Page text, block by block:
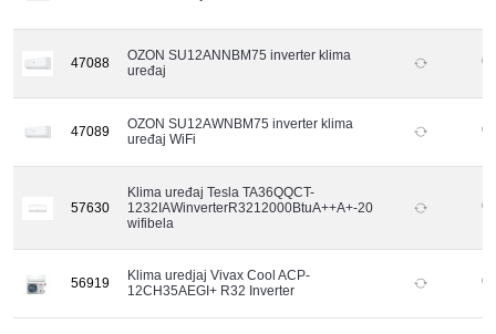
47088
OZON SU12ANNBM75 inverter klima
uređaj
47089
OZON SU12AWNBM75 inverter klima
uređaj WiFi
57630
Klima uređaj Tesla TA36QQCT-
1232IAWinverterR3212000BtuA++A+-20
wifibela
56919
Klima uredjaj Vivax Cool ACP-
12CH35AEGI+ R32 Inverter